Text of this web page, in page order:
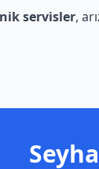
servisler,